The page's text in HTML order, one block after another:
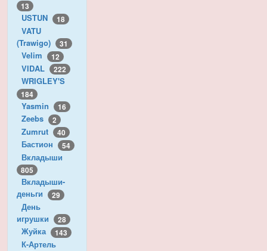
13
USTUN 18
VATU
(Trawigo)
31
Velim 12
VIDAL 222
WRIGLEY'S
184
Yasmin 16
Zeebs 2
Zumrut 40
Бастион 54
Вкладыши
805
Вкладыши-
деньги
29
День
игрушки
28
Жуйка 143
К-Артель